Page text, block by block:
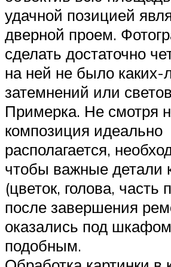
удачной позицией
дверной проем.
сделать достаточно
на ней не было каких-
затемнений или
Примерка. Не смотря
композиция идеально
располагается,
чтобы важные детали
(цветок, голова, часть
после завершения
оказались под
подобным.